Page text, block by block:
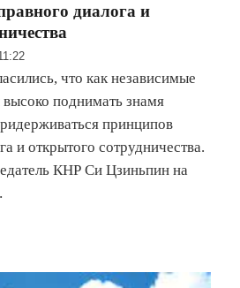
диалога и
что как независимые
поднимать знамя
принципов
и открытого сотрудничества.
КНР Си Цзиньпин на